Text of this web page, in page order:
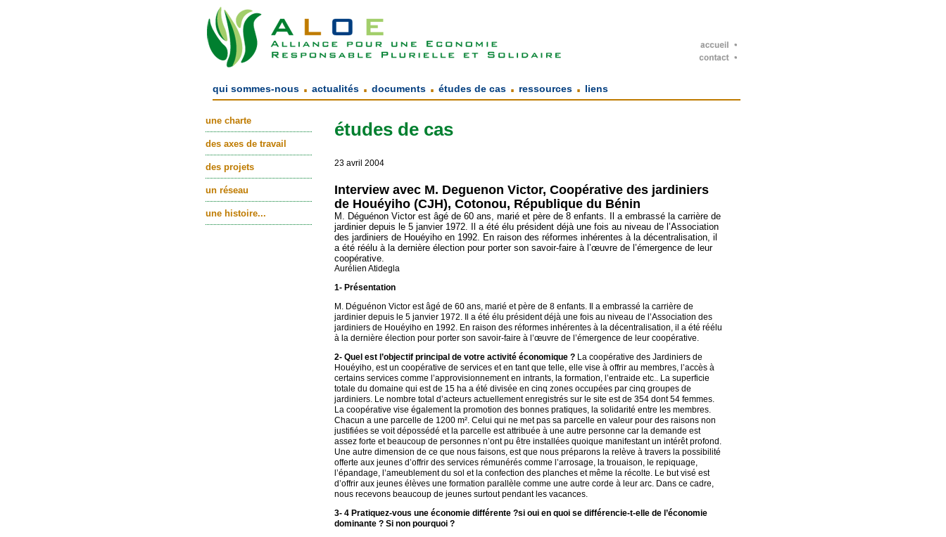
qui sommes-nous . actualités . documents . études de cas . ressources . liens
une charte
des axes de travail
des projets
un réseau
une histoire...
études de cas
23 avril 2004
Interview avec M. Deguenon Victor, Coopérative des jardiniers
de Houéyiho (CJH), Cotonou, République du Bénin
M. Déguénon Victor est âgé de 60 ans, marié et père de 8 enfants. Il a embrassé la carrière de
jardinier depuis le 5 janvier 1972. Il a été élu président déjà une fois au niveau de l’Association
des jardiniers de Houéyiho en 1992. En raison des réformes inhérentes à la décentralisation, il
a été réélu à la dernière élection pour porter son savoir-faire à l’œuvre de l’émergence de leur
coopérative.
Aurélien Atidegla
1- Présentation
M. Déguénon Victor est âgé de 60 ans, marié et père de 8 enfants. Il a embrassé la carrière de
jardinier depuis le 5 janvier 1972. Il a été élu président déjà une fois au niveau de l’Association des
jardiniers de Houéyiho en 1992. En raison des réformes inhérentes à la décentralisation, il a été réélu
à la dernière élection pour porter son savoir-faire à l’œuvre de l’émergence de leur coopérative.
2- Quel est l’objectif principal de votre activité économique ? La coopérative des Jardiniers de
Houéyiho, est un coopérative de services et en tant que telle, elle vise à offrir au membres, l’accès à
certains services comme l’approvisionnement en intrants, la formation, l’entraide etc.. La superficie
totale du domaine qui est de 15 ha a été divisée en cinq zones occupées par cinq groupes de
jardiniers. Le nombre total d’acteurs actuellement enregistrés sur le site est de 354 dont 54 femmes.
La coopérative vise également la promotion des bonnes pratiques, la solidarité entre les membres.
Chacun a une parcelle de 1200 m². Celui qui ne met pas sa parcelle en valeur pour des raisons non
justifiées se voit dépossédé et la parcelle est attribuée à une autre personne car la demande est
assez forte et beaucoup de personnes n’ont pu être installées quoique manifestant un intérêt profond.
Une autre dimension de ce que nous faisons, est que nous préparons la relève à travers la possibilité
offerte aux jeunes d’offrir des services rémunérés comme l’arrosage, la trouaison, le repiquage,
l’épandage, l’ameublement du sol et la confection des planches et même la récolte. Le but visé est
d’offrir aux jeunes élèves une formation parallèle comme une autre corde à leur arc. Dans ce cadre,
nous recevons beaucoup de jeunes surtout pendant les vacances.
3- 4 Pratiquez-vous une économie différente ?si oui en quoi se différencie-t-elle de l’économie
dominante ? Si non pourquoi ?